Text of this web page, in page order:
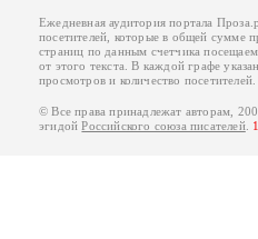
Ежедневная аудитория портала
посетителей, которые в общей сумме
страниц по данным счетчика
от этого текста. В каждой графе
просмотров и количество посетителей.
© Все права принадлежат авторам,
эгидойРоссийского союза писателей.